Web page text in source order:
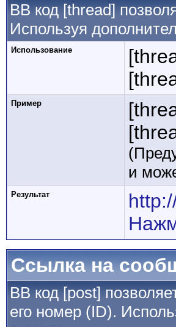
BB код [thread]
Используя
Использование
Пример
и
Результат
Ссылка на
BB код [post]
его номер (ID).